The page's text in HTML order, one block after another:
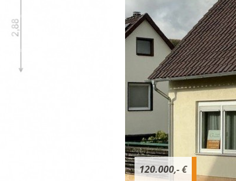
120.000,- €